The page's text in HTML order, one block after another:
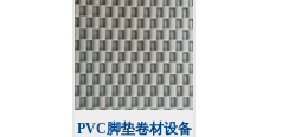
PVC脚垫卷材设备